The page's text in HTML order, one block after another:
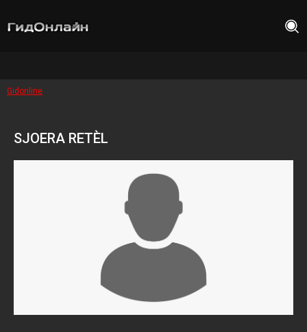
Gidonline
SJOERA RETÈL